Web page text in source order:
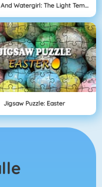
Fireboy And Watergirl: The Light Temple
Jigsaw Puzzle: Easter